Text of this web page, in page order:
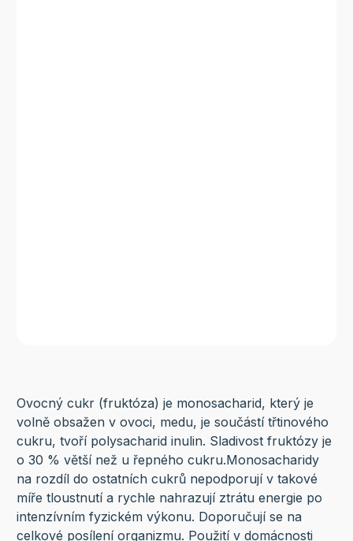
Ovocný cukr (fruktóza) je monosacharid, který je
volně obsažen v ovoci, medu, je součástí třtinového
cukru, tvoří polysacharid inulin. Sladivost fruktózy je
o 30 % větší než u řepného cukru.Monosacharidy
na rozdíl do ostatních cukrů nepodporují v takové
míře tloustnutí a rychle nahrazují ztrátu energie po
intenzívním fyzickém výkonu. Doporučují se na
celkové posílení organizmu. Použití v domácnosti